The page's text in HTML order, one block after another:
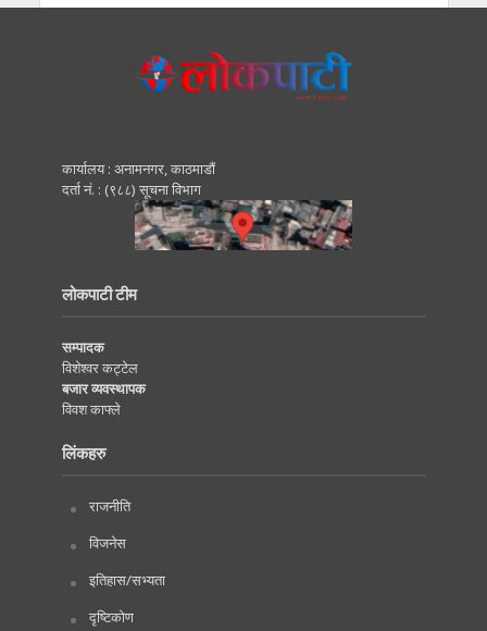
कार्यालय : अनामनगर, काठमाडाैं
दर्ता नं. : (९८८) सूचना विभाग
लोकपाटी टीम
सम्पादक
विशेश्वर कट्टेल
बजार व्यवस्थापक
विवश काफ्ले
लिंकहरु
राजनीति
विजनेस
इतिहास/सभ्यता
दृष्टिकोण